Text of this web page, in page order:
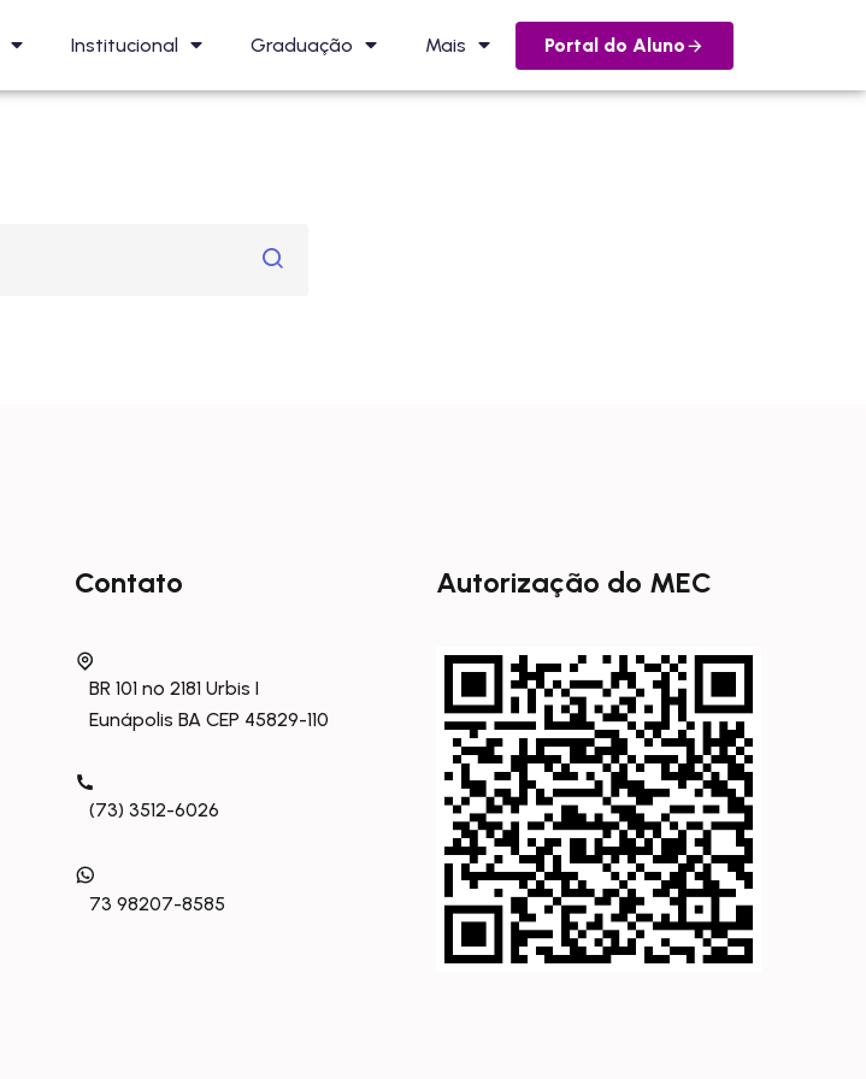
Institucional Graduação Mais Portal do Aluno
Contato
BR 101 nº 2181 Urbis I
Eunápolis BA CEP 45829-110
(73) 3512-6026
73 98207-8585
Autorização do MEC